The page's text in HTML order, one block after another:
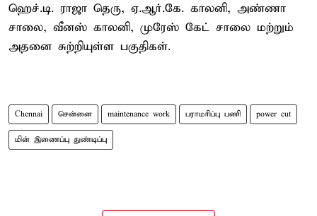
ஹெச்.டி. ராஜா தெரு, ஏ.ஆர்.கே. காலனி, அண்ணா
சாலை, வீனஸ் காலனி, முரேஸ் கேட் சாலை மற்றும்
அதனை சுற்றியுள்ள பகுதிகள்.
Chennai சென்னை maintenance work பராமரிப்பு பணி power cut
மின் இணைப்பு துண்டிப்பு